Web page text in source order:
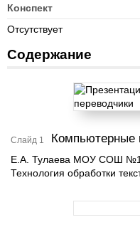
Конспект
Отсутствует
Содержание
Слайд 1 Компьютерные
Е.А. Тулаева МОУ СОШ
Технология обработки